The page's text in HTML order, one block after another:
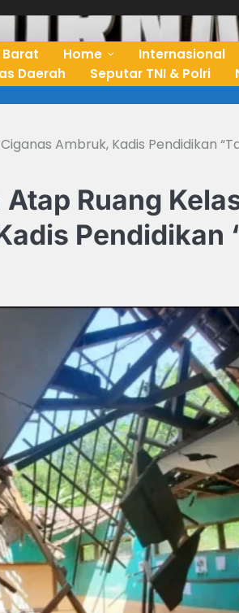
Home Internasional
Daerah Seputar TNI & Polri
Ambruk, Kadis Pendidikan
Ruang
Pendidikan